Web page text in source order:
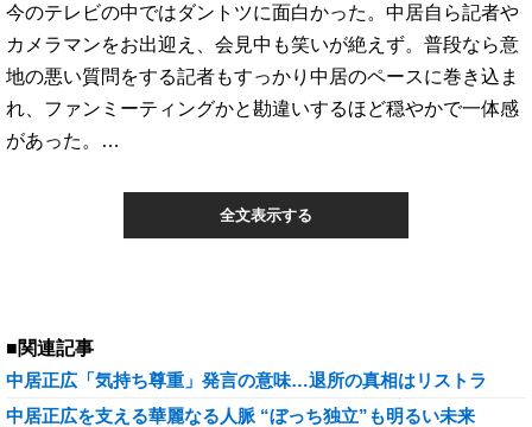
今のテレビの中ではダントツに面白かった。中居自ら記者や
カメラマンをお出迎え、会見中も笑いが絶えず。普段なら意
地の悪い質問をする記者もすっかり中居のペースに巻き込ま
れ、ファンミーティングかと勘違いするほど穏やかで一体感
があった。…
全文表示する
■関連記事
中居正広「気持ち尊重」発言の意味…退所の真相はリストラ
中居正広を支える華麗なる人脈 “ぼっち独立”も明るい未来